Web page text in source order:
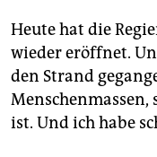
Heute hat die
wieder eröffnet.
den Strand
ist. Und ich habe